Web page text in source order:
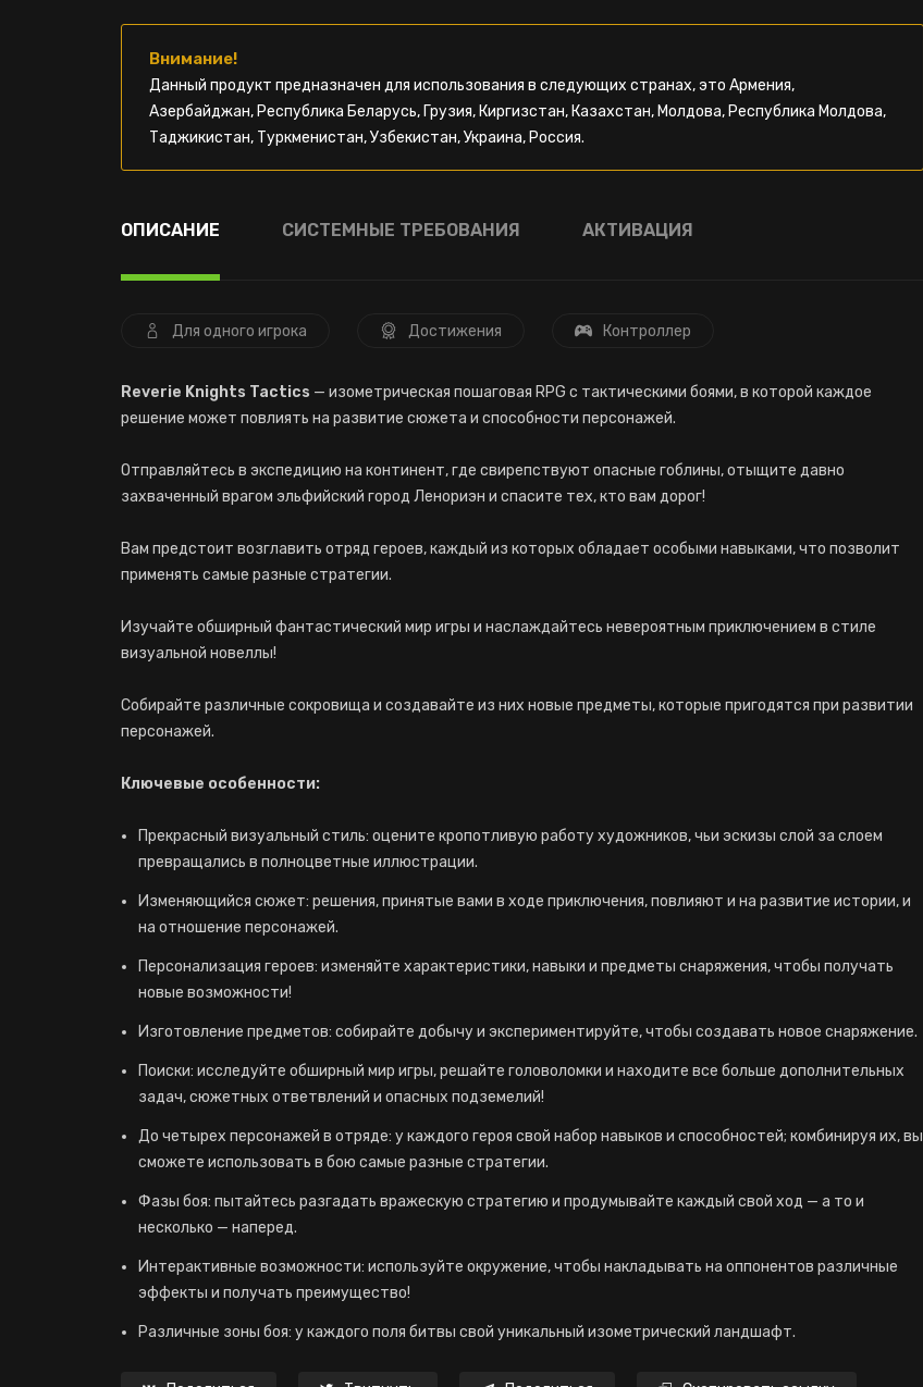
Внимание!
Данный продукт предназначен для использования в следующих странах, это Армения,
Азербайджан, Республика Беларусь, Грузия, Киргизстан, Казахстан, Молдова, Республика Молдова,
Таджикистан, Туркменистан, Узбекистан, Украина, Россия.
ОПИСАНИЕ СИСТЕМНЫЕ ТРЕБОВАНИЯ АКТИВАЦИЯ
Для одного игрока Достижения Контроллер
Reverie Knights Tactics — изометрическая пошаговая RPG с тактическими боями, в которой каждое
решение может повлиять на развитие сюжета и способности персонажей.
Отправляйтесь в экспедицию на континент, где свирепствуют опасные гоблины, отыщите давно
захваченный врагом эльфийский город Ленориэн и спасите тех, кто вам дорог!
Вам предстоит возглавить отряд героев, каждый из которых обладает особыми навыками, что позволит
применять самые разные стратегии.
Изучайте обширный фантастический мир игры и наслаждайтесь невероятным приключением в стиле
визуальной новеллы!
Собирайте различные сокровища и создавайте из них новые предметы, которые пригодятся при развитии
персонажей.
Ключевые особенности:
Прекрасный визуальный стиль: оцените кропотливую работу художников, чьи эскизы слой за слоем
превращались в полноцветные иллюстрации.
Изменяющийся сюжет: решения, принятые вами в ходе приключения, повлияют и на развитие истории, и
на отношение персонажей.
Персонализация героев: изменяйте характеристики, навыки и предметы снаряжения, чтобы получать
новые возможности!
Изготовление предметов: собирайте добычу и экспериментируйте, чтобы создавать новое снаряжение.
Поиски: исследуйте обширный мир игры, решайте головоломки и находите все больше дополнительных
задач, сюжетных ответвлений и опасных подземелий!
До четырех персонажей в отряде: у каждого героя свой набор навыков и способностей; комбинируя их, вы
сможете использовать в бою самые разные стратегии.
Фазы боя: пытайтесь разгадать вражескую стратегию и продумывайте каждый свой ход — а то и
несколько — наперед.
Интерактивные возможности: используйте окружение, чтобы накладывать на оппонентов различные
эффекты и получать преимущество!
Различные зоны боя: у каждого поля битвы свой уникальный изометрический ландшафт.